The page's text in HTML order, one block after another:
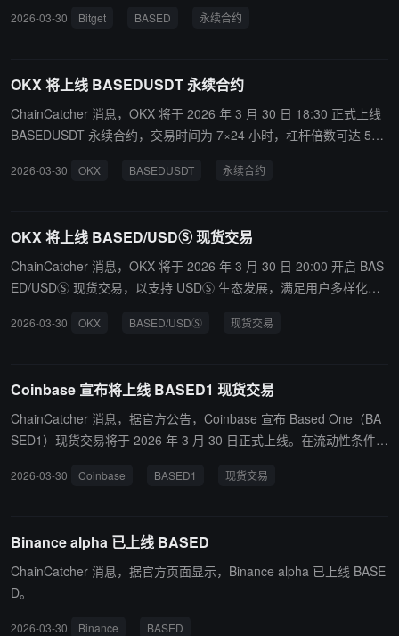
2026-03-30 Bitget BASED 永续合约
OKX 将上线 BASEDUSDT 永续合约
ChainCatcher 消息，OKX 将于 2026 年 3 月 30 日 18:30 正式上线
BASEDUSDT 永续合约，交易时间为 7×24 小时，杠杆倍数可达 50
2026-03-30 OKX BASEDUSDT 永续合约
OKX 将上线 BASED/USDⓈ 现货交易
ChainCatcher 消息，OKX 将于 2026 年 3 月 30 日 20:00 开启 BAS
ED/USDⓈ 现货交易，以支持 USDⓈ 生态发展，满足用户多样化的
2026-03-30 OKX BASED/USDⓈ 现货交易
Coinbase 宣布将上线 BASED1 现货交易
ChainCatcher 消息，据官方公告，Coinbase 宣布 Based One（BA
SED1）现货交易将于 2026 年 3 月 30 日正式上线。在流动性条件满
受支持地区的用户。
2026-03-30 Coinbase BASED1 现货交易
Binance alpha 已上线 BASED
ChainCatcher 消息，据官方页面显示，Binance alpha 已上线 BASE
D。
2026-03-30 Binance BASED